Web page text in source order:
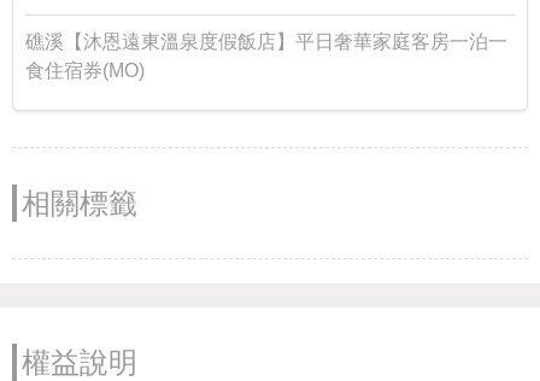
礁溪【沐恩遠東溫泉度假飯店】平日奢華家庭客房一泊一
食住宿券(MO)
相關標籤
權益說明